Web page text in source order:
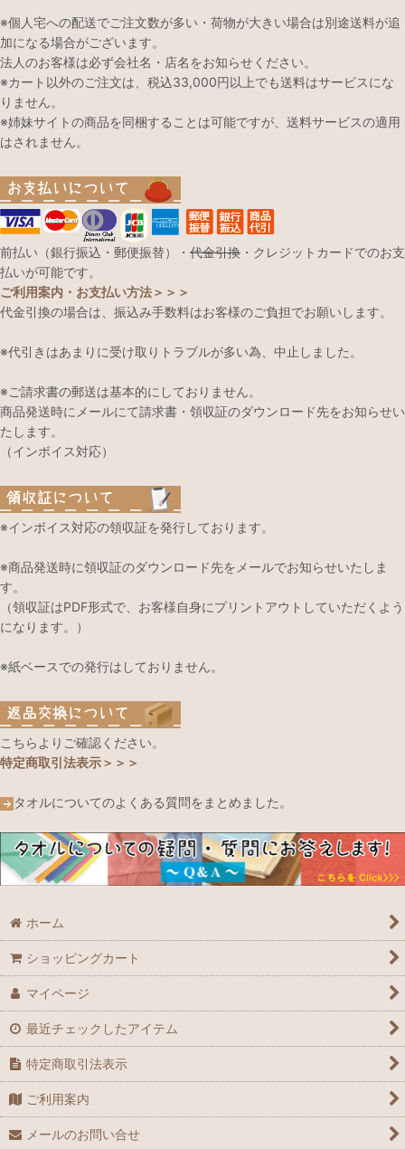
※個人宅への配送でご注文数が多い・荷物が大きい場合は別途送料が追
加になる場合がございます。
法人のお客様は必ず会社名・店名をお知らせください。
※カート以外のご注文は、税込33,000円以上でも送料はサービスにな
りません。
※姉妹サイトの商品を同梱することは可能ですが、送料サービスの適用
はされません。
前払い（銀行振込・郵便振替）・ 代金引換 ・クレジットカードでのお支
払いが可能です。
ご利用案内・お支払い方法＞＞＞
代金引換の場合は、振込み手数料はお客様のご負担でお願いします。
※代引きはあまりに受け取りトラブルが多い為、中止しました。
※ご請求書の郵送は基本的にしておりません。
商品発送時にメールにて請求書・領収証のダウンロード先をお知らせい
たします。
（インボイス対応）
※インボイス対応の領収証を発行しております。
※商品発送時に領収証のダウンロード先をメールでお知らせいたしま
す。
（領収証はPDF形式で、お客様自身にプリントアウトしていただくよう
になります。）
※紙ベースでの発行はしておりません。
こちらよりご確認ください。
特定商取引法表示＞＞＞
タオルについてのよくある質問をまとめました。
ホーム
ショッピングカート
マイページ
最近チェックしたアイテム
特定商取引法表示
ご利用案内
メールのお問い合せ